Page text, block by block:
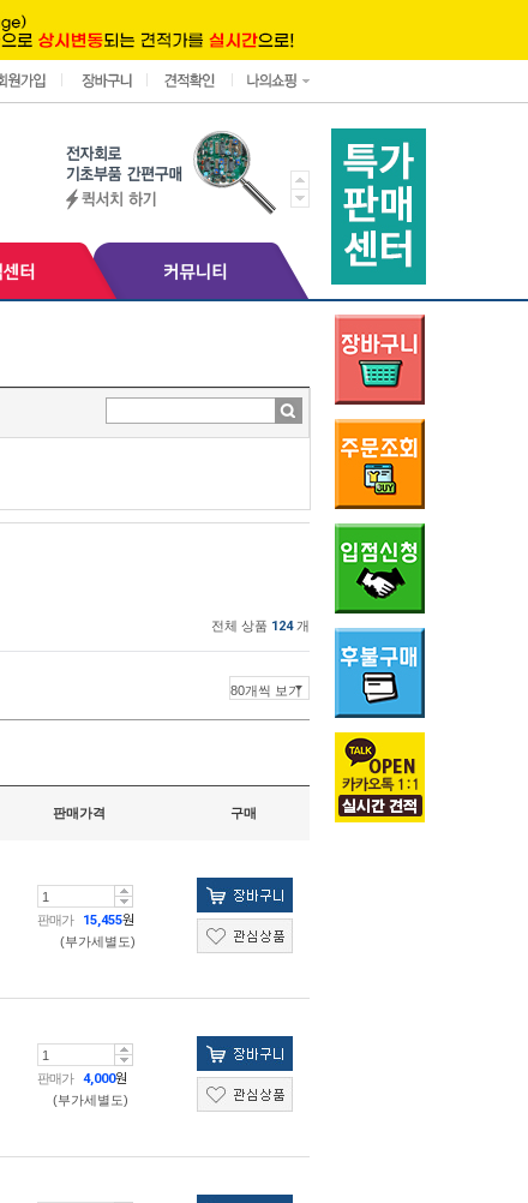
전체 상품 124개
판매가격 구매
판매가 15,455원
(부가세별도)
판매가 4,000원
(부가세별도)